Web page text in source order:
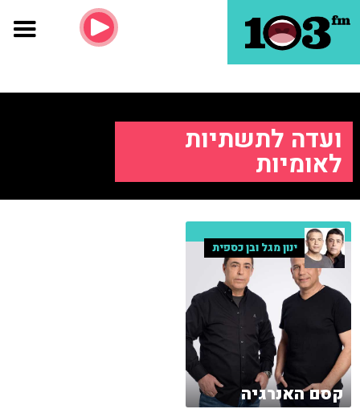
ועדה לתשתיות
לאומיות
ינון מגל ובן כספית
קסם האנרגיה